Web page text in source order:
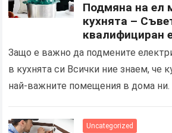
Подмяна на ел
кухнята –
квалифициран
за безопасен
Защо е важно да подмените
в кухнята си Всички ние знаем, че
най-важните помещения в дома ни.
Uncategorized